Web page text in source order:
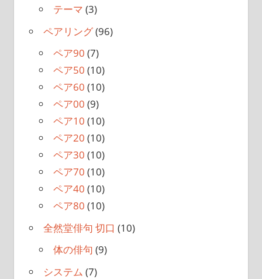
テーマ (3)
ペアリング(96)
ペア90 (7)
ペア50 (10)
ペア60 (10)
ペア00 (9)
ペア10 (10)
ペア20 (10)
ペア30 (10)
ペア70 (10)
ペア40 (10)
ペア80 (10)
全然堂俳句 切口 (10)
体の俳句 (9)
システム (7)